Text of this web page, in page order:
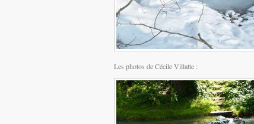
Les photos de Cécile Villatte :